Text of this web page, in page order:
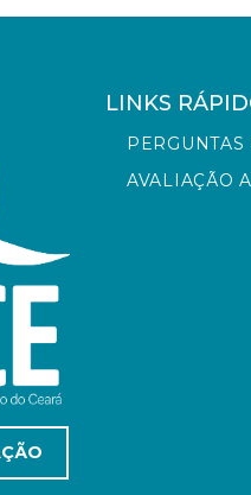
LINKS
AVALIAÇÃO